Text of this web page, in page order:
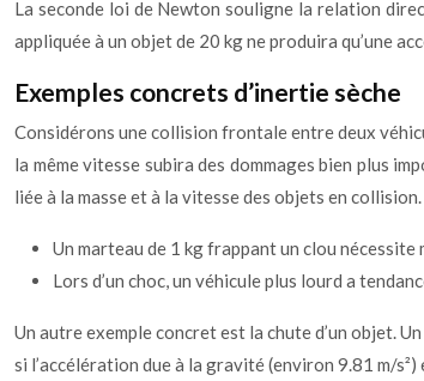
La seconde loi de Newton souligne la relation
appliquée à un objet de 20 kg ne produira qu’une
Exemples concrets d’inertie sèche
Considérons une collision frontale entre deux
la même vitesse subira des dommages bien plus
liée à la masse et à la vitesse des objets en collision.
Un marteau de 1 kg frappant un clou
Lors d’un choc, un véhicule plus lourd a
Un autre exemple concret est la chute d’un objet.
si l’accélération due à la gravité (environ 9.81 m/s²)